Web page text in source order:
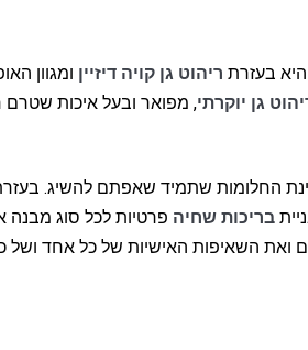
היא בעזרת ריהוט גן קויה דיזיין ומגוון
גן יוקרתי, מפואר ובעל איכות
החלומות שתמיד שאפתם להשיג.
בריכות שחיה פרטיות לכל סוג מבנה
ואת השאיפות האישיות של כל אחד